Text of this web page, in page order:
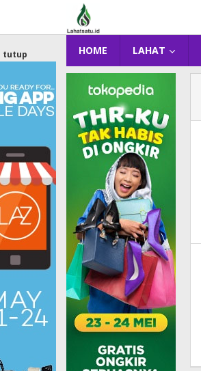
konten
HOME LAHAT
tutup